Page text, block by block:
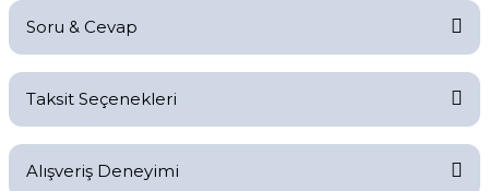
Yorum Yaz
Soru & Cevap
Taksit Seçenekleri
Alışveriş Deneyimi